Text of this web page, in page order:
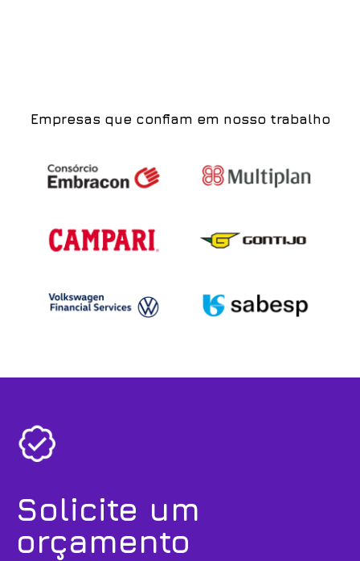
Empresas que confiam em nosso trabalho
Solicite um
orçamento